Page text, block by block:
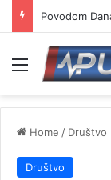
Menu
Home / Društvo
Društvo